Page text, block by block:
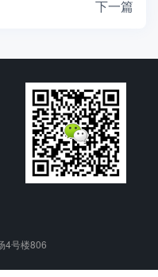
下一篇
4号楼806